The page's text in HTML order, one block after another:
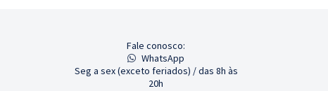
Fale conosco:
WhatsApp
Seg a sex (exceto feriados) / das 8h às
20h